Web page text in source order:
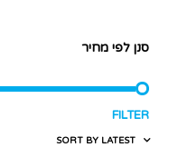
סנן לפי מחיר
FILTER